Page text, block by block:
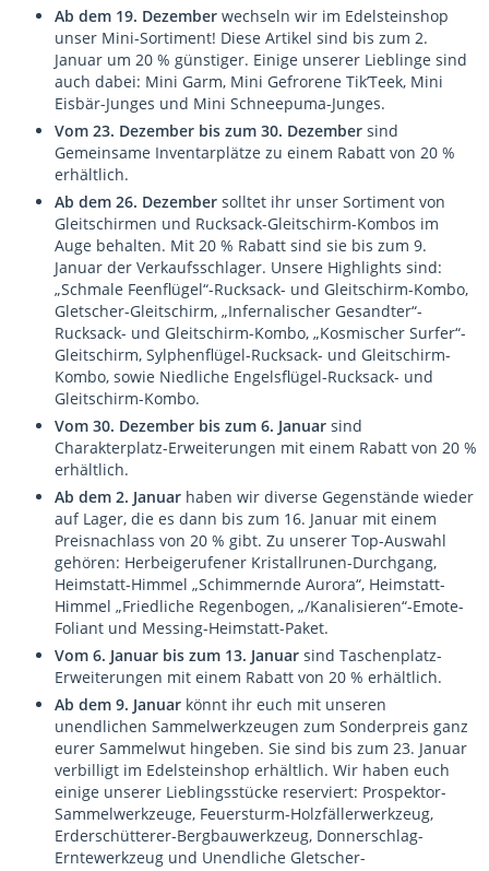
Ab dem 19. Dezember wechseln wir im Edelsteinshop
unser Mini-Sortiment! Diese Artikel sind bis zum 2.
Januar um 20 % günstiger. Einige unserer Lieblinge sind
auch dabei: Mini Garm, Mini Gefrorene Tik’Teek, Mini
Eisbär-Junges und Mini Schneepuma-Junges.
Vom 23. Dezember bis zum 30. Dezember sind
Gemeinsame Inventarplätze zu einem Rabatt von 20 %
erhältlich.
Ab dem 26. Dezember solltet ihr unser Sortiment von
Gleitschirmen und Rucksack-Gleitschirm-Kombos im
Auge behalten. Mit 20 % Rabatt sind sie bis zum 9.
Januar der Verkaufsschlager. Unsere Highlights sind:
„Schmale Feenflügel“-Rucksack- und Gleitschirm-Kombo,
Gletscher-Gleitschirm, „Infernalischer Gesandter“-
Rucksack- und Gleitschirm-Kombo, „Kosmischer Surfer“-
Gleitschirm, Sylphenflügel-Rucksack- und Gleitschirm-
Kombo, sowie Niedliche Engelsflügel-Rucksack- und
Gleitschirm-Kombo.
Vom 30. Dezember bis zum 6. Januar sind
Charakterplatz-Erweiterungen mit einem Rabatt von 20 %
erhältlich.
Ab dem 2. Januar haben wir diverse Gegenstände wieder
auf Lager, die es dann bis zum 16. Januar mit einem
Preisnachlass von 20 % gibt. Zu unserer Top-Auswahl
gehören: Herbeigerufener Kristallrunen-Durchgang,
Heimstatt-Himmel „Schimmernde Aurora“, Heimstatt-
Himmel „Friedliche Regenbogen, „/Kanalisieren“-Emote-
Foliant und Messing-Heimstatt-Paket.
Vom 6. Januar bis zum 13. Januar sind Taschenplatz-
Erweiterungen mit einem Rabatt von 20 % erhältlich.
Ab dem 9. Januar könnt ihr euch mit unseren
unendlichen Sammelwerkzeugen zum Sonderpreis ganz
eurer Sammelwut hingeben. Sie sind bis zum 23. Januar
verbilligt im Edelsteinshop erhältlich. Wir haben euch
einige unserer Lieblingsstücke reserviert: Prospektor-
Sammelwerkzeuge, Feuersturm-Holzfällerwerkzeug,
Erderschütterer-Bergbauwerkzeug, Donnerschlag-
Erntewerkzeug und Unendliche Gletscher-